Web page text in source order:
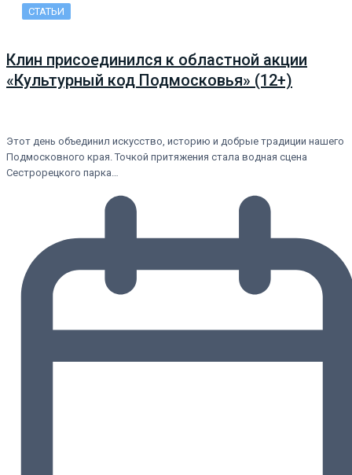
СТАТЬИ
Клин присоединился к областной акции
«Культурный код Подмосковья» (12+)
Этот день объединил искусство, историю и добрые традиции нашего
Подмосковного края. Точкой притяжения стала водная сцена
Сестрорецкого парка…